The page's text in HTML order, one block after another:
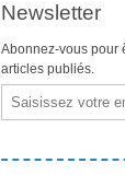
Newsletter
Abonnez-vous pour
articles publiés.
Email